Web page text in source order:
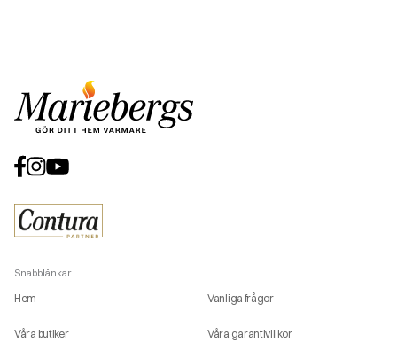
Snabblänkar
Hem
Våra butiker
Vanliga frågor
Våra garantivillkor